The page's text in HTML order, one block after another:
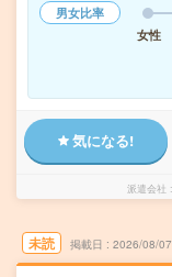
男女比率
女性
気になる!
派遣会社
未読 掲載日 2026/08/07